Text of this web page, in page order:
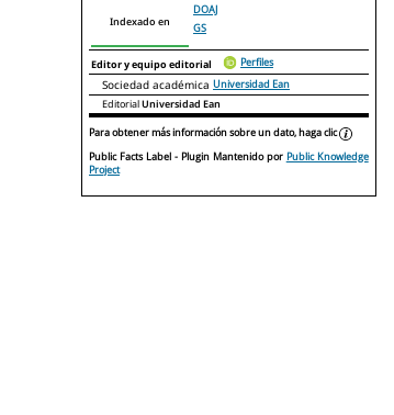
Indexado en
DOAJ
GS
Editor y equipo editorial Perfiles
Sociedad académica Universidad Ean
EditorialUniversidad Ean
Para obtener más información sobre un dato, haga clic
Public Facts Label- Plugin Mantenido por Public Knowledge
Project